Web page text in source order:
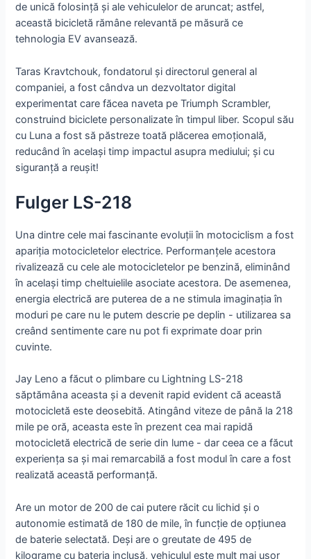
de unică folosință și ale vehiculelor de aruncat; astfel,
această bicicletă rămâne relevantă pe măsură ce
tehnologia EV avansează.
Taras Kravtchouk, fondatorul și directorul general al
companiei, a fost cândva un dezvoltator digital
experimentat care făcea naveta pe Triumph Scrambler,
construind biciclete personalizate în timpul liber. Scopul său
cu Luna a fost să păstreze toată plăcerea emoțională,
reducând în același timp impactul asupra mediului; și cu
siguranță a reușit!
Fulger LS-218
Una dintre cele mai fascinante evoluții în motociclism a fost
apariția motocicletelor electrice. Performanțele acestora
rivalizează cu cele ale motocicletelor pe benzină, eliminând
în același timp cheltuielile asociate acestora. De asemenea,
energia electrică are puterea de a ne stimula imaginația în
moduri pe care nu le putem descrie pe deplin - utilizarea sa
creând sentimente care nu pot fi exprimate doar prin
cuvinte.
Jay Leno a făcut o plimbare cu Lightning LS-218
săptămâna aceasta și a devenit rapid evident că această
motocicletă este deosebită. Atingând viteze de până la 218
mile pe oră, aceasta este în prezent cea mai rapidă
motocicletă electrică de serie din lume - dar ceea ce a făcut
experiența sa și mai remarcabilă a fost modul în care a fost
realizată această performanță.
Are un motor de 200 de cai putere răcit cu lichid și o
autonomie estimată de 180 de mile, în funcție de opțiunea
de baterie selectată. Deși are o greutate de 495 de
kilograme cu bateria inclusă, vehiculul este mult mai ușor